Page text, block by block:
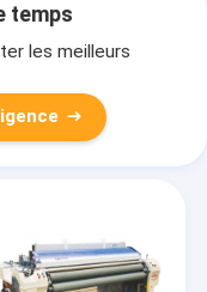
temps
les meilleurs